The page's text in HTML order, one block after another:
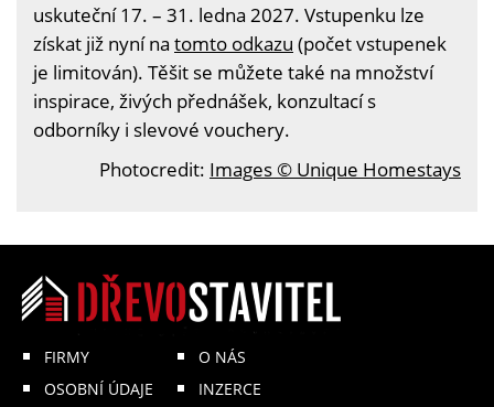
uskuteční 17. – 31. ledna 2027. Vstupenku lze
získat již nyní na tomto odkazu (počet vstupenek
je limitován). Těšit se můžete také na množství
inspirace, živých přednášek, konzultací s
odborníky i slevové vouchery.
Photocredit: Images © Unique Homestays
FIRMY
OSOBNÍ ÚDAJE
O NÁS
INZERCE